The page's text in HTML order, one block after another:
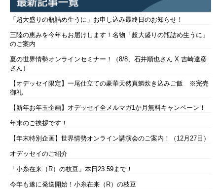
「超大盛りの瓶詰め生うに」お申し込み最終日のお知らせ！
三陸の恵みを今年もお届けします！名物「超大盛りの瓶詰め生うに」
のご案内
夏の世界情勢オンラインセミナー！（8/8、石井順也さん X 吉崎達彦
さん）
【オデッセイ限定】一尾仕立ての豪華天然真鯛炊き込みご飯 ※完売
御礼
【新年お年玉企画】オデッセイ全メルマガ1か月無料キャンペーン！
年末のご挨拶です！
【年末特別企画】世界情勢オンライン講演会のご案内！（12月27日）
オデッセイのご紹介
「小糸在来（R）の枝豆」本日23:59まで！
今年も遂に発送開始！小糸在来（R）の枝豆